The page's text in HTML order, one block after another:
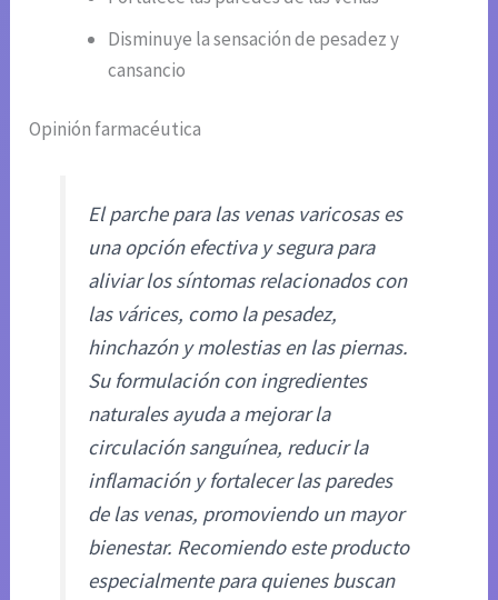
Disminuye la sensación de pesadez y
cansancio
Opinión farmacéutica
El parche para las venas varicosas es
una opción efectiva y segura para
aliviar los síntomas relacionados con
las várices, como la pesadez,
hinchazón y molestias en las piernas.
Su formulación con ingredientes
naturales ayuda a mejorar la
circulación sanguínea, reducir la
inflamación y fortalecer las paredes
de las venas, promoviendo un mayor
bienestar. Recomiendo este producto
especialmente para quienes buscan